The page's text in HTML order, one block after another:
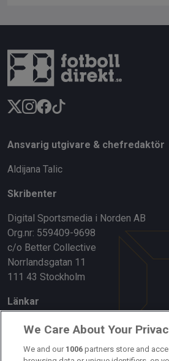
Ansvarig utgivare & chefredaktör
Aldijana Talic
Skribenter
Digital Sportsmedia i Norden AB
Org.nr: 559409-9698
c/o Better Collective
Norrlandsgatan 11
111 43 Stockholm
Länkar
Om oss
Kontakta oss
We Care About Your
We and our 1006 partners store and